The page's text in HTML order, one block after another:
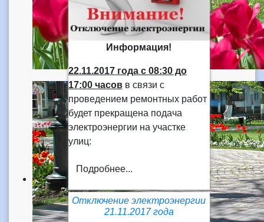
Информация!
22.11.2017 годас 08:30 до
17:00 часовв связи с
проведением ремонтных работ
будет прекращена подача
электроэнергии на участке
улиц:
Подробнее...
Отключение электроэнергии
21.11.2017 года